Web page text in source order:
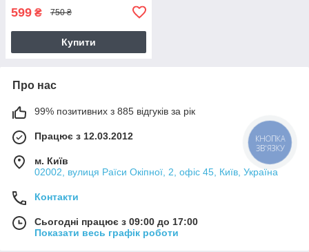
599 ₴ 750 ₴
Купити
Про нас
99% позитивних з 885 відгуків за рік
Працює з 12.03.2012
м. Київ
02002, вулиця Раїси Окіпної, 2, офіс 45, Київ, Україна
Контакти
Сьогодні працює з 09:00 до 17:00
Показати весь графік роботи
КНОПКА
ЗВ'ЯЗКУ